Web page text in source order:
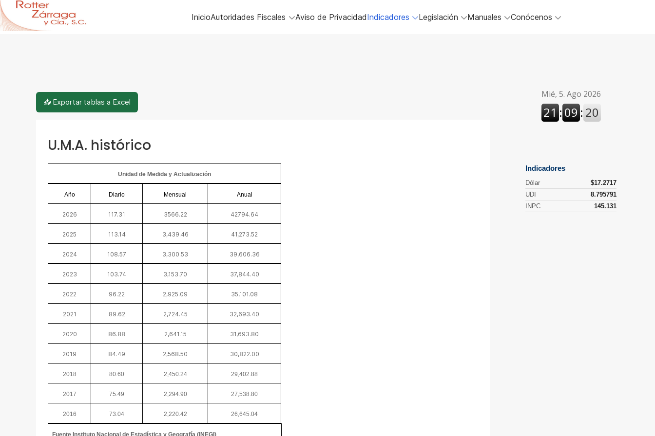
InicioAutoridades Fiscales Aviso de PrivacidadIndicadores Legislación Manuales Conócenos
📥 Exportar tablas a Excel
U.M.A. histórico
Unidad de Medida y Actualización
Año Diario Mensual Anual
2026 117.31 3566.22 42794.64
2025 113.14 3,439.46 41,273.52
2024 108.57 3,300.53 39,606.36
2023 103.74 3,153.70 37,844.40
2022 96.22 2,925.09 35,101.08
2021 89.62 2,724.45 32,693.40
2020 86.88 2,641.15 31,693.80
2019 84.49 2,568.50 30,822.00
2018 80.60 2,450.24 29,402.88
2017 75.49 2,294.90 27,538.80
2016 73.04 2,220.42 26,645.04
Fuente Instituto Nacional de Estadística y Geografía (INEGI)